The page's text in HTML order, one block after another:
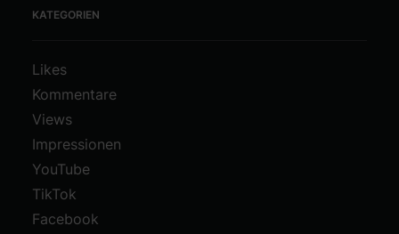
KATEGORIEN
Likes
Kommentare
Views
Impressionen
YouTube
TikTok
Facebook